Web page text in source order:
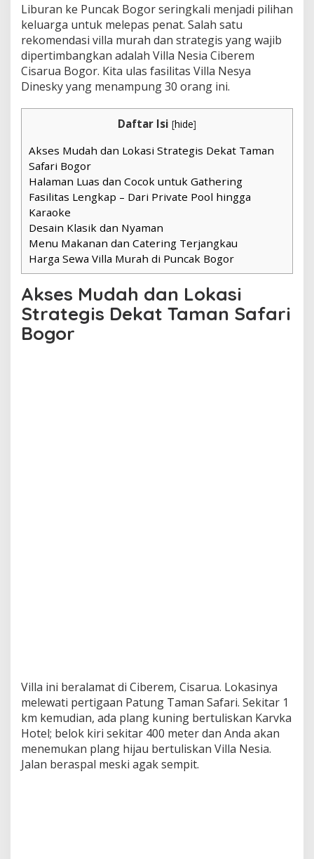
Liburan ke Puncak Bogor seringkali menjadi pilihan
keluarga untuk melepas penat. Salah satu
rekomendasi villa murah dan strategis yang wajib
dipertimbangkan adalah Villa Nesia Ciberem
Cisarua Bogor. Kita ulas fasilitas Villa Nesya
Dinesky yang menampung 30 orang ini.
Daftar Isi [hide]
Akses Mudah dan Lokasi Strategis Dekat Taman
Safari Bogor
Halaman Luas dan Cocok untuk Gathering
Fasilitas Lengkap – Dari Private Pool hingga
Karaoke
Desain Klasik dan Nyaman
Menu Makanan dan Catering Terjangkau
Harga Sewa Villa Murah di Puncak Bogor
Akses Mudah dan Lokasi
Strategis Dekat Taman Safari
Bogor
Villa ini beralamat di Ciberem, Cisarua. Lokasinya
melewati pertigaan Patung Taman Safari. Sekitar 1
km kemudian, ada plang kuning bertuliskan Karvka
Hotel; belok kiri sekitar 400 meter dan Anda akan
menemukan plang hijau bertuliskan Villa Nesia.
Jalan beraspal meski agak sempit.